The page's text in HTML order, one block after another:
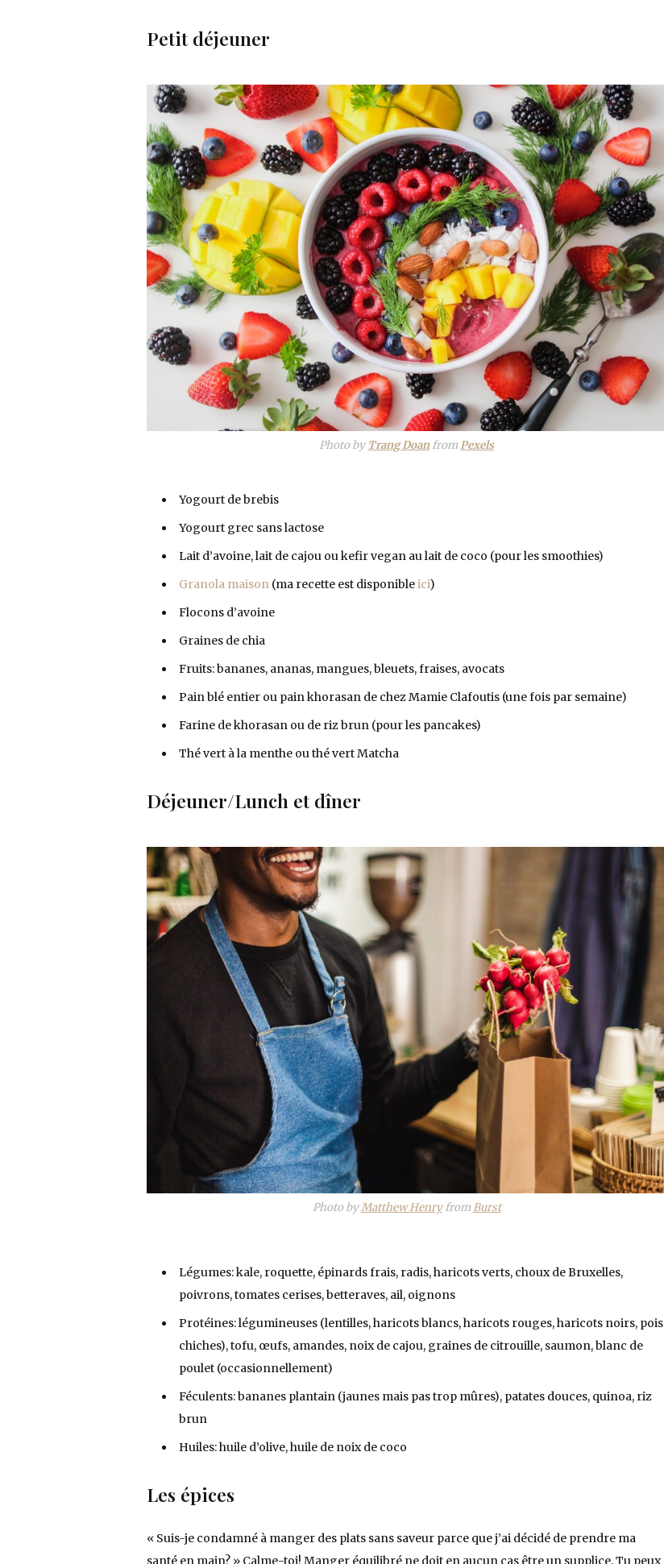
Petit déjeuner
Photo by Trang DoanfromPexels
Yogourt de brebis
Yogourt grec sans lactose
Lait d’avoine, lait de cajou ou kefir vegan au lait de coco (pour les smoothies)
Granola maison(ma recette est disponibleici)
Flocons d’avoine
Graines de chia
Fruits: bananes, ananas, mangues, bleuets, fraises, avocats
Pain blé entier ou pain khorasan de chez Mamie Clafoutis (une fois par semaine)
Farine de khorasan ou de riz brun (pour les pancakes)
Thé vert à la menthe ou thé vert Matcha
Déjeuner/Lunch et dîner
Photo byMatthew HenryfromBurst
Légumes: kale, roquette, épinards frais, radis, haricots verts, choux de Bruxelles,
poivrons, tomates cerises, betteraves, ail, oignons
Protéines: légumineuses (lentilles, haricots blancs, haricots rouges, haricots noirs, pois
chiches), tofu, œufs, amandes, noix de cajou, graines de citrouille, saumon, blanc de
poulet (occasionnellement)
Féculents: bananes plantain (jaunes mais pas trop mûres), patates douces, quinoa, riz
brun
Huiles: huile d’olive, huile de noix de coco
Les épices
« Suis-je condamné à manger des plats sans saveur parce que j’ai décidé de prendre ma
santé en main? » Calme-toi! Manger équilibré ne doit en aucun cas être un supplice. Tu peux